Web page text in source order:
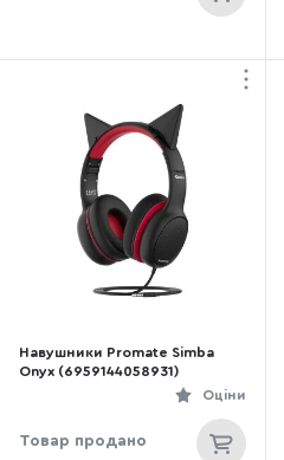
Навушники Promate Simba
Onyx (6959144058931)
Оціни
Товар продано